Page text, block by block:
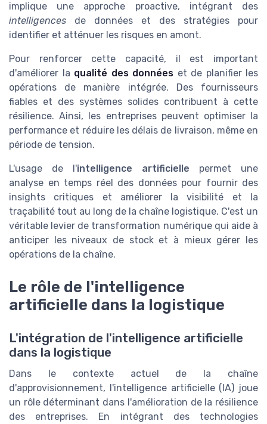
implique une approche proactive, intégrant des
intelligences de données et des stratégies pour
identifier et atténuer les risques en amont.
Pour renforcer cette capacité, il est important
d'améliorer la qualité des données et de planifier les
opérations de manière intégrée. Des fournisseurs
fiables et des systèmes solides contribuent à cette
résilience. Ainsi, les entreprises peuvent optimiser la
performance et réduire les délais de livraison, même en
période de tension.
L'usage de l'intelligence artificielle permet une
analyse en temps réel des données pour fournir des
insights critiques et améliorer la visibilité et la
traçabilité tout au long de la chaîne logistique. C'est un
véritable levier de transformation numérique qui aide à
anticiper les niveaux de stock et à mieux gérer les
opérations de la chaîne.
Le rôle de l'intelligence
artificielle dans la logistique
L'intégration de l'intelligence artificielle
dans la logistique
Dans le contexte actuel de la chaîne
d'approvisionnement, l'intelligence artificielle (IA) joue
un rôle déterminant dans l'amélioration de la résilience
des entreprises. En intégrant des technologies